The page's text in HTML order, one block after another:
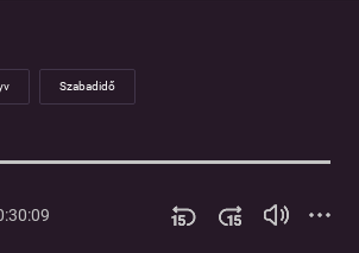
Szabadidő